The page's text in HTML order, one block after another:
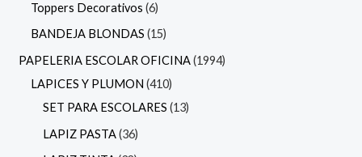
Toppers Decorativos 6
BANDEJA BLONDAS 15
PAPELERIA ESCOLAR OFICINA 1994
LAPICES Y PLUMON 410
SET PARA ESCOLARES 13
LAPIZ PASTA 36